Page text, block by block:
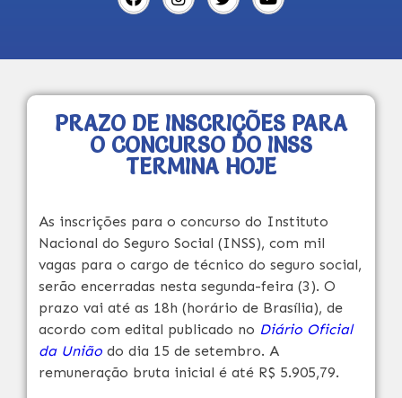
PRAZO DE INSCRIÇÕES PARA
O CONCURSO DO INSS
TERMINA HOJE
As inscrições para o concurso do Instituto
Nacional do Seguro Social (INSS), com mil
vagas para o cargo de técnico do seguro social,
serão encerradas nesta segunda-feira (3). O
prazo vai até as 18h (horário de Brasília), de
acordo com edital publicado no Diário Oficial
da União do dia 15 de setembro. A
remuneração bruta inicial é até R$ 5.905,79.